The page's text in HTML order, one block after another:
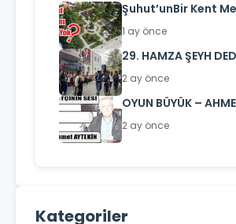
Şuhut’unBir Kent
1 ay önce
29. HAMZA ŞEYH
2 ay önce
OYUN BÜYÜK –
2 ay önce
Kategoriler